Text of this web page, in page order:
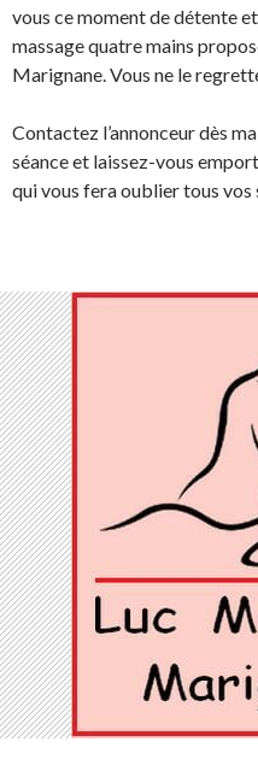
vous ce moment de détente
massage quatre mains
Marignane. Vous ne le
Contactez l’annonceur dès
séance et laissez-vous
qui vous fera oublier tous vos